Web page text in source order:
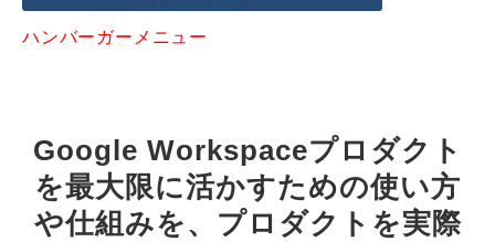
ハンバーガーメニュー
Google Workspaceプロダクト
を最大限に活かすための使い方
や仕組みを、プロダクトを実際